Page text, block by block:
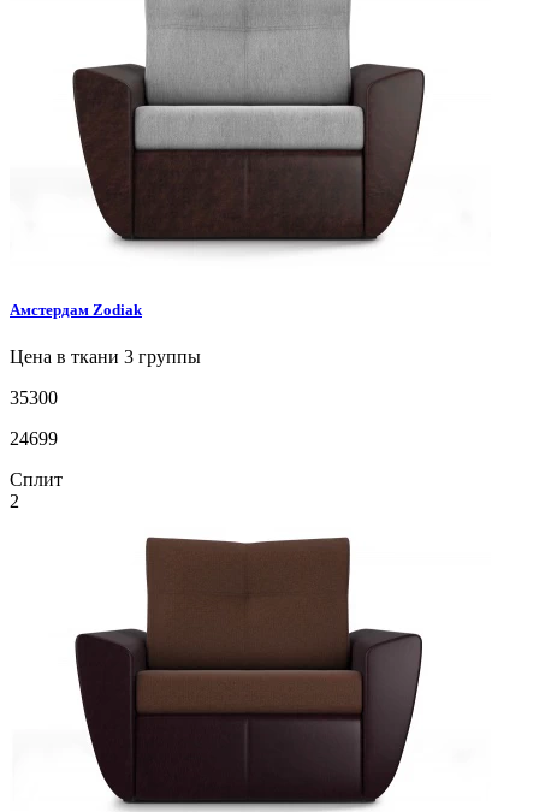
Амстердам Zodiak
Цена в ткани 3 группы
35300
24699
Сплит
2